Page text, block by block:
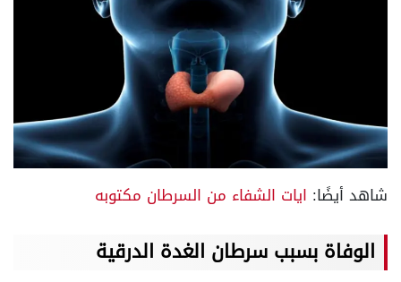
شاهد أيضًا: ايات الشفاء من السرطان مكتوبه
الوفاة بسبب سرطان الغدة الدرقية